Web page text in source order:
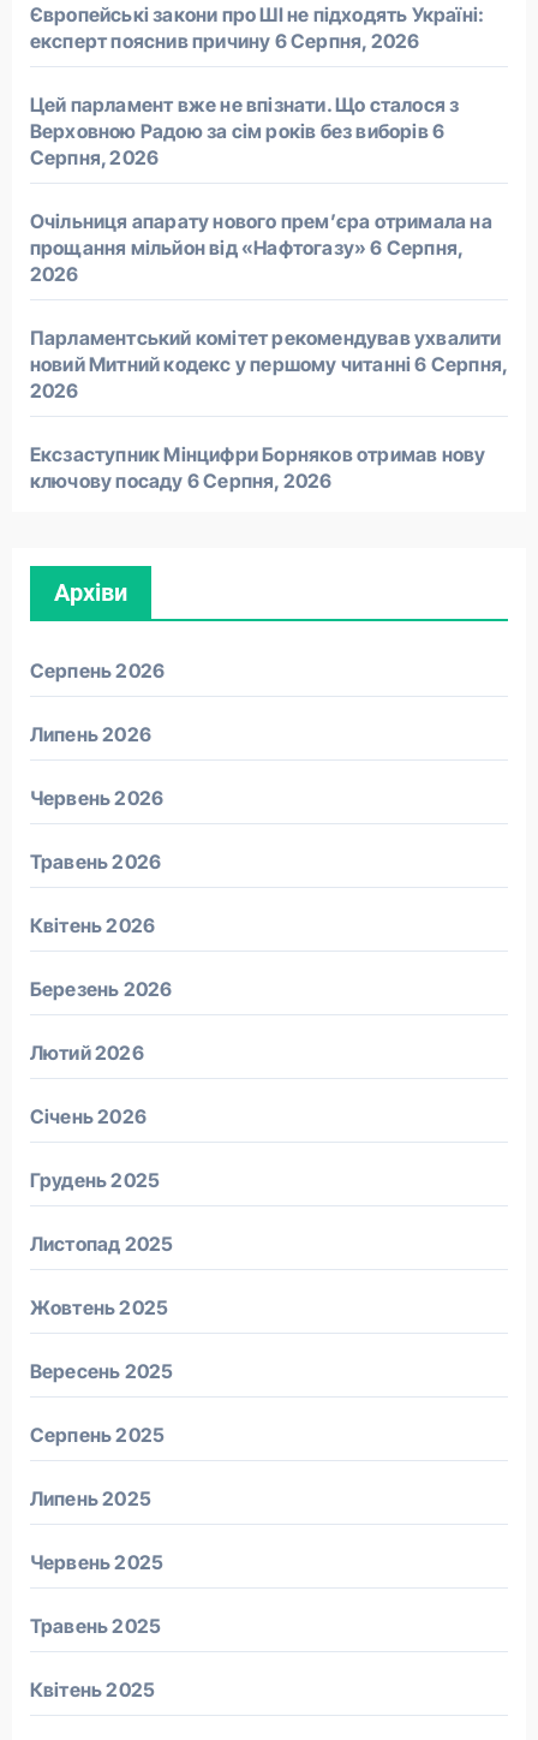
Європейські закони про ШІ не підходять Україні:
експерт пояснив причину 6 Серпня, 2026
Цей парламент вже не впізнати. Що сталося з
Верховною Радою за сім років без виборів6
Серпня, 2026
Очільниця апарату нового прем’єра отримала на
прощання мільйон від «Нафтогазу» 6 Серпня,
2026
Парламентський комітет рекомендував ухвалити
новий Митний кодекс у першому читанні 6 Серпня,
2026
Ексзаступник Мінцифри Борняков отримав нову
ключову посаду 6 Серпня, 2026
Архіви
Серпень 2026
Липень 2026
Червень 2026
Травень 2026
Квітень 2026
Березень 2026
Лютий 2026
Січень 2026
Грудень 2025
Листопад 2025
Жовтень 2025
Вересень 2025
Серпень 2025
Липень 2025
Червень 2025
Травень 2025
Квітень 2025